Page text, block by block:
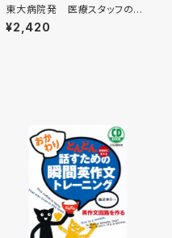
東大病院発 医療スタッフのた
めの中国語会話 ［音声DL付］
¥2,420